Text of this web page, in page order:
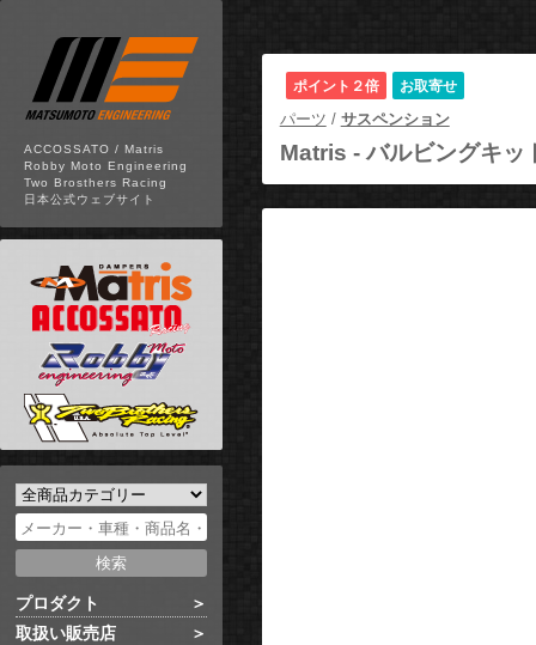
ACCOSSATO / Matris
Robby Moto Engineering
Two Brosthers Racing
日本公式ウェブサイト
プロダクト
取扱い販売店
ポイント２倍 お取寄せ
パーツ / サスペンション
Matris -バルビングキッ